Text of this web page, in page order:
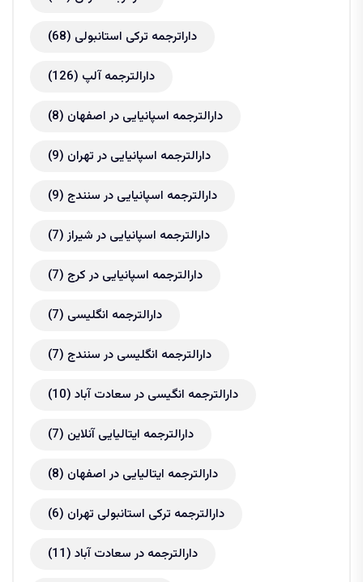
داراترجمه ترکی استانبولی (68)
دارالترجمه آلپ (126)
دارالترجمه اسپانیایی در اصفهان (8)
دارالترجمه اسپانیایی در تهران (9)
دارالترجمه اسپانیایی در سنندج (9)
دارالترجمه اسپانیایی در شیراز(7)
دارالترجمه اسپانیایی در کرج (7)
دارالترجمه انگلیسی (7)
دارالترجمه انگلیسی در سنندج (7)
دارالترجمه انگیسی در سعادت آباد (10)
دارالترجمه ایتالیایی آنلاین (7)
دارالترجمه ایتالیایی در اصفهان (8)
دارالترجمه ترکی استانبولی تهران (6)
دارالترجمه در سعادت آباد (11)